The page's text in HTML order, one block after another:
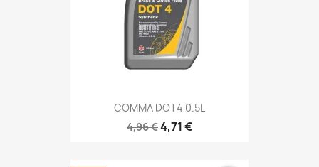
COMMA DOT4 0.5L
4,96 €4,71 €